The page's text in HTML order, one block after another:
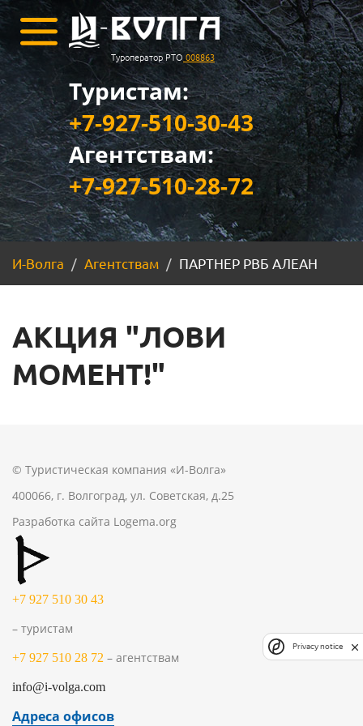
Туроператор РТО 008863
Туристам:
+7-927-510-30-43
Агентствам:
+7-927-510-28-72
И-Волга Агентствам ПАРТНЕР РВБ АЛЕАН
АКЦИЯ "ЛОВИ
МОМЕНТ!"
© Туристическая компания «И-Волга»
400066, г. Волгоград, ул. Советская, д.25
Разработка сайта Logema.org
+7 927 510 30 43
– туристам
+7 927 510 28 72 – агентствам
info@i-volga.com
Адреса офисов
Privacy notice